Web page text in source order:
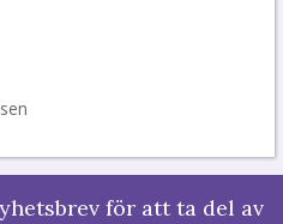
för att ta del av